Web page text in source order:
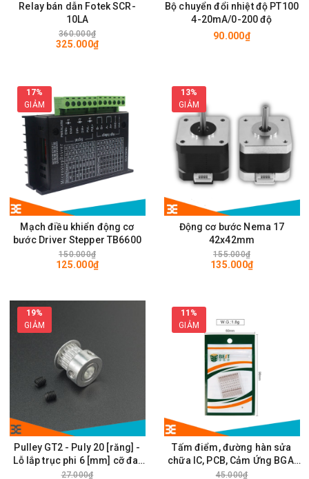
Relay bán dẫn Fotek SCR-
10LA
360.000₫
325.000₫
Bộ chuyển đổi nhiệt độ PT100
4-20mA/0-200 độ
90.000₫
17%
GIẢM
Mạch điều khiển động cơ
bước Driver Stepper TB6600
150.000₫
125.000₫
13%
GIẢM
Động cơ bước Nema 17
42x42mm
155.000₫
135.000₫
19%
GIẢM
Pulley GT2 - Puly 20 [răng] -
Lỗ lắp trục phi 6 [mm] cỡ đai
rộng 6mm
27.000₫
11%
GIẢM
Tấm điểm, đường hàn sửa
chữa IC, PCB, Cảm Ứng BGA,
Vân Tay Điện Thoại, Pad - Best
45.000₫